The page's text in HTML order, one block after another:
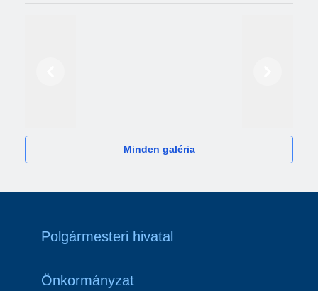
Minden galéria
Polgármesteri hivatal
Önkormányzat